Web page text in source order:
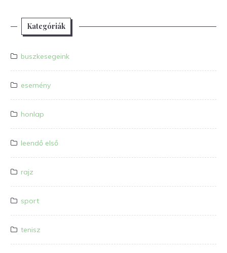
Kategóriák
buszkesegeink
esemény
honlap
leendő első
rajz
sport
tenisz